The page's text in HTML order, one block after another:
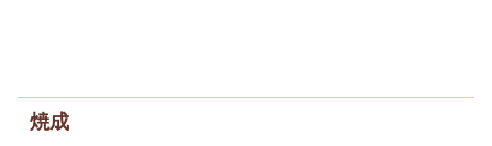
焼成